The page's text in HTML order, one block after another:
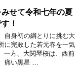
せて令和七年の夏
！
自身初の綱とりに挑む大
に完敗した若元春を一気
方、大関琴桜は、西前
痛い黒星 …